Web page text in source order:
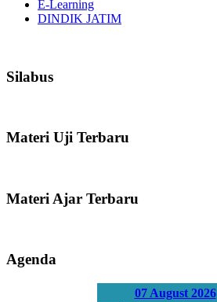
E-Learning
DINDIK JATIM
Silabus
Materi Uji Terbaru
Materi Ajar Terbaru
Agenda
07 August 2026